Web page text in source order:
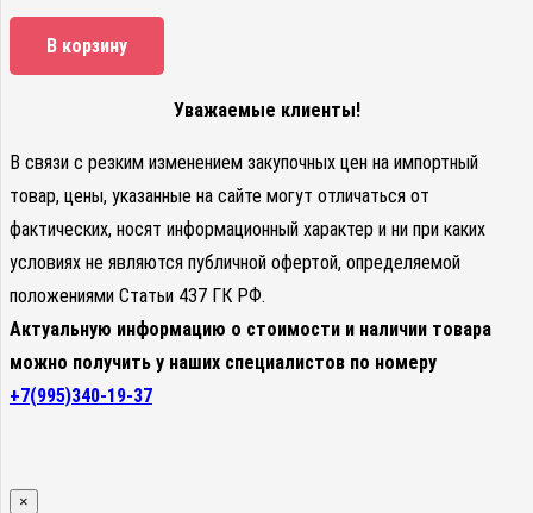
В корзину
Уважаемые клиенты!
В связи с резким изменением закупочных цен на импортный
товар, цены, указанные на сайте могут отличаться от
фактических, носят информационный характер и ни при каких
условиях не являются публичной офертой, определяемой
положениями Статьи 437 ГК РФ.
Актуальную информацию о стоимости и наличии товара
можно получить у наших специалистов по номеру
+7(995)340-19-37
×